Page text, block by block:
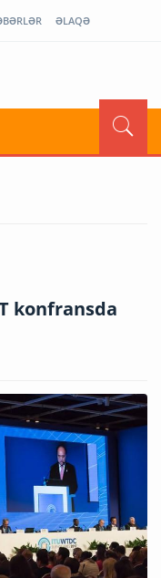
ƏLAQƏ
konfransda